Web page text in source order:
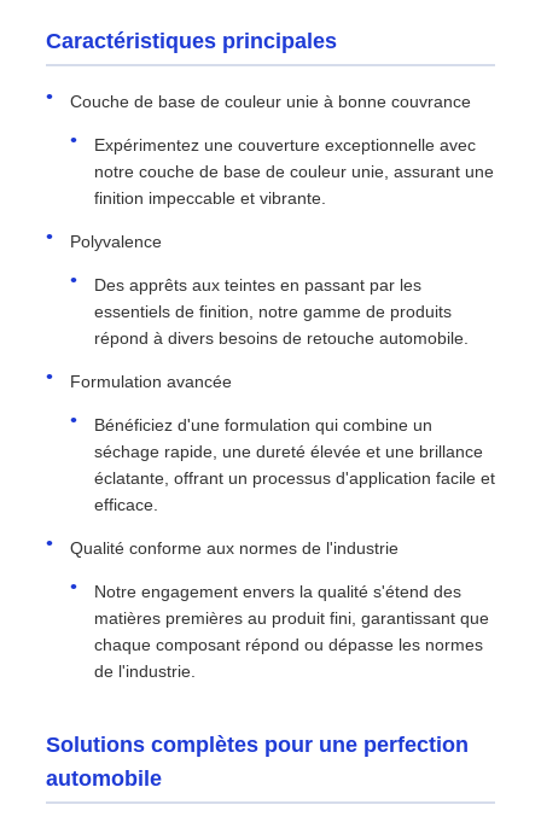
Caractéristiques principales
Couche de base de couleur unie à bonne couvrance
Expérimentez une couverture exceptionnelle avec
notre couche de base de couleur unie, assurant une
finition impeccable et vibrante.
Polyvalence
Des apprêts aux teintes en passant par les
essentiels de finition, notre gamme de produits
répond à divers besoins de retouche automobile.
Formulation avancée
Bénéficiez d'une formulation qui combine un
séchage rapide, une dureté élevée et une brillance
éclatante, offrant un processus d'application facile et
efficace.
Qualité conforme aux normes de l'industrie
Notre engagement envers la qualité s'étend des
matières premières au produit fini, garantissant que
chaque composant répond ou dépasse les normes
de l'industrie.
Solutions complètes pour une perfection
automobile